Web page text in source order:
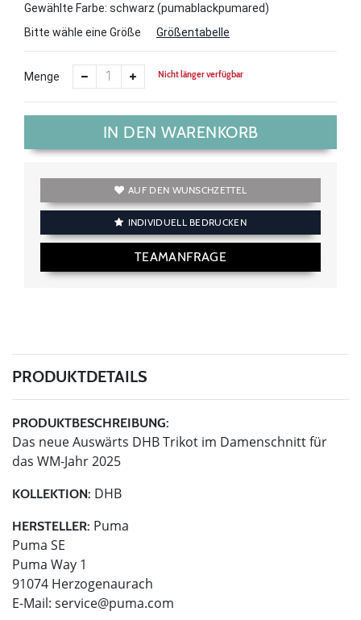
Gewählte Farbe: schwarz (pumablackpumared)
Bitte wähle eine Größe
Größentabelle
Menge Nicht länger verfügbar
IN DEN WARENKORB
AUF DEN WUNSCHZETTEL
INDIVIDUELL BEDRUCKEN
TEAMANFRAGE
PRODUKTDETAILS
PRODUKTBESCHREIBUNG:
Das neue Auswärts DHB Trikot im Damenschnitt für
das WM-Jahr 2025
KOLLEKTION: DHB
HERSTELLER: Puma
Puma SE
Puma Way 1
91074 Herzogenaurach
E-Mail: service@puma.com